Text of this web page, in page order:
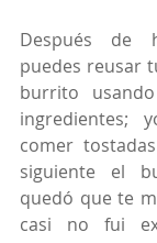
Después de
puedes reusar
burrito
ingredientes;
comer
siguiente el
quedó que te
casi no fui